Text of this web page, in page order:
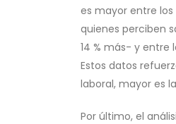
es mayor entre
quienes perciben
14 % más- y entre
Estos datos
laboral, mayor es
Por último, el